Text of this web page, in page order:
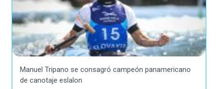
Manuel Tripano se consagró campeón panamericano
de canotaje eslalon